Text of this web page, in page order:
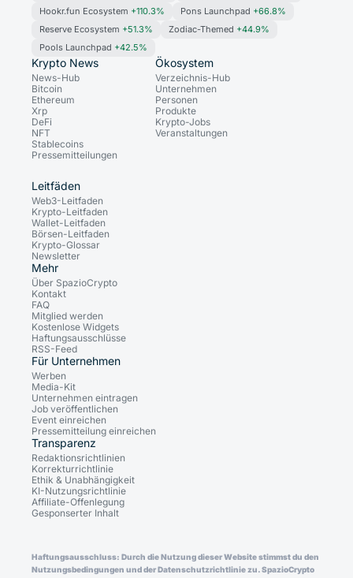
Hookr.fun Ecosystem +110.3% Pons Launchpad +66.8%
Reserve Ecosystem +51.3% Zodiac-Themed +44.9%
Pools Launchpad +42.5%
Krypto News
News-Hub
Bitcoin
Ethereum
Xrp
DeFi
NFT
Stablecoins
Pressemitteilungen
Ökosystem
Verzeichnis-Hub
Unternehmen
Personen
Produkte
Krypto-Jobs
Veranstaltungen
Leitfäden
Web3-Leitfaden
Krypto-Leitfaden
Wallet-Leitfaden
Börsen-Leitfaden
Krypto-Glossar
Newsletter
Mehr
Über SpazioCrypto
Kontakt
FAQ
Mitglied werden
Kostenlose Widgets
Haftungsausschlüsse
RSS-Feed
Für Unternehmen
Werben
Media-Kit
Unternehmen eintragen
Job veröffentlichen
Event einreichen
Pressemitteilung einreichen
Transparenz
Redaktionsrichtlinien
Korrekturrichtlinie
Ethik & Unabhängigkeit
KI-Nutzungsrichtlinie
Affiliate-Offenlegung
Gesponserter Inhalt
Haftungsausschluss: Durch die Nutzung dieser Website stimmst du den
Nutzungsbedingungen und der Datenschutzrichtlinie zu. SpazioCrypto